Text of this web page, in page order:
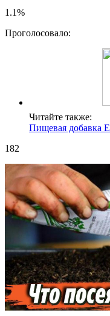
1.1%
Проголосовало:
Читайте также:
Пищевая добавка
182